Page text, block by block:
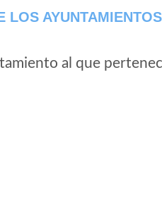
LOS
al que